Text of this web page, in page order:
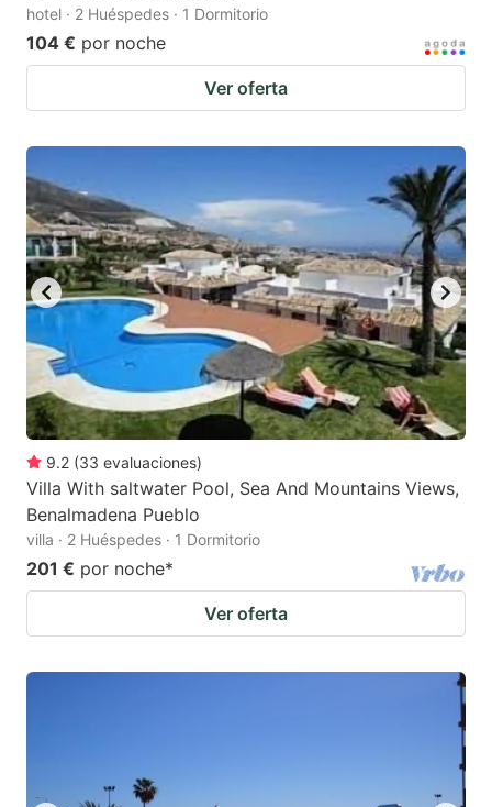
hotel · 2 Huéspedes · 1 Dormitorio
104 € por noche
Ver oferta
9.2 (33 evaluaciones)
Villa With saltwater Pool, Sea And Mountains Views,
Benalmadena Pueblo
villa · 2 Huéspedes · 1 Dormitorio
201 € por noche*
Ver oferta